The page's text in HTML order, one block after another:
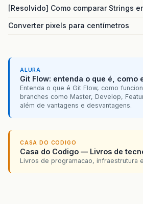
[Resolvido] Como comparar Strings
Converter pixels para centímetros
ALURA
Git Flow: entenda o que é, como
Entenda o que é Git Flow, como
branches como Master, Develop,
além de vantagens e desvantagens.
CASA DO CODIGO
Casa do Codigo — Livros de
Livros de programacao, infraestrutura